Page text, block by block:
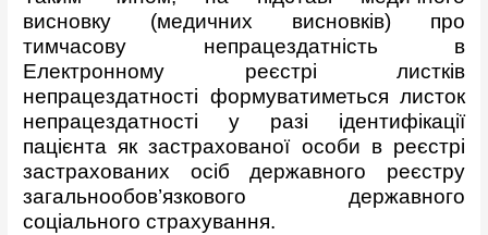
висновку (медичних висновків) про
тимчасову непрацездатність в
Електронному реєстрі листків
непрацездатності формуватиметься листок
непрацездатності у разі ідентифікації
пацієнта як застрахованої особи в реєстрі
застрахованих осіб державного реєстру
загальнообов’язкового державного
соціального страхування.